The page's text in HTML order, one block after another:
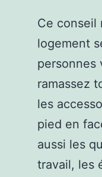
Ce conseil
logement
personnes
ramassez
les
pied en
aussi les
travail, les